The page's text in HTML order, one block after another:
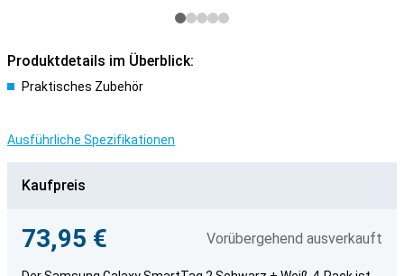
Produktdetails im Überblick:
Praktisches Zubehör
Ausführliche Spezifikationen
Kaufpreis
73,95 € Vorübergehend ausverkauft